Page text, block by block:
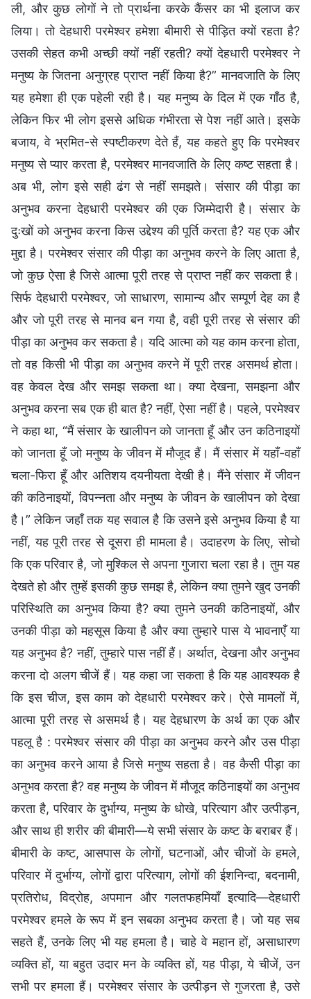
ली, और कुछ लोगों ने तो प्रार्थना करके कैंसर का भी इलाज कर
लिया। तो देहधारी परमेश्वर हमेशा बीमारी से पीड़ित क्यों रहता है?
उसकी सेहत कभी अच्छी क्यों नहीं रहती? क्यों देहधारी परमेश्वर ने
मनुष्य के जितना अनुग्रह प्राप्त नहीं किया है?” मानवजाति के लिए
यह हमेशा ही एक पहेली रही है। यह मनुष्य के दिल में एक गाँठ है,
लेकिन फिर भी लोग इससे अधिक गंभीरता से पेश नहीं आते। इसके
बजाय, वे भ्रमित-से स्पष्टीकरण देते हैं, यह कहते हुए कि परमेश्वर
मनुष्य से प्यार करता है, परमेश्वर मानवजाति के लिए कष्ट सहता है।
अब भी, लोग इसे सही ढंग से नहीं समझते। संसार की पीड़ा का
अनुभव करना देहधारी परमेश्वर की एक जिम्मेदारी है। संसार के
दुःखों को अनुभव करना किस उद्देश्य की पूर्ति करता है? यह एक और
मुद्दा है। परमेश्वर संसार की पीड़ा का अनुभव करने के लिए आता है,
जो कुछ ऐसा है जिसे आत्मा पूरी तरह से प्राप्त नहीं कर सकता है।
सिर्फ देहधारी परमेश्वर, जो साधारण, सामान्य और सम्पूर्ण देह का है
और जो पूरी तरह से मानव बन गया है, वही पूरी तरह से संसार की
पीड़ा का अनुभव कर सकता है। यदि आत्मा को यह काम करना होता,
तो वह किसी भी पीड़ा का अनुभव करने में पूरी तरह असमर्थ होता।
वह केवल देख और समझ सकता था। क्या देखना, समझना और
अनुभव करना सब एक ही बात है? नहीं, ऐसा नहीं है। पहले, परमेश्वर
ने कहा था, “मैं संसार के खालीपन को जानता हूँ और उन कठिनाइयों
को जानता हूँ जो मनुष्य के जीवन में मौजूद हैं। मैं संसार में यहाँ-वहाँ
चला-फिरा हूँ और अतिशय दयनीयता देखी है। मैंने संसार में जीवन
की कठिनाइयों, विपन्नता और मनुष्य के जीवन के खालीपन को देखा
है।” लेकिन जहाँ तक यह सवाल है कि उसने इसे अनुभव किया है या
नहीं, यह पूरी तरह से दूसरा ही मामला है। उदाहरण के लिए, सोचो
कि एक परिवार है, जो मुश्किल से अपना गुजारा चला रहा है। तुम यह
देखते हो और तुम्हें इसकी कुछ समझ है, लेकिन क्या तुमने खुद उनकी
परिस्थिति का अनुभव किया है? क्या तुमने उनकी कठिनाइयों, और
उनकी पीड़ा को महसूस किया है और क्या तुम्हारे पास ये भावनाएँ या
यह अनुभव है? नहीं, तुम्हारे पास नहीं हैं। अर्थात, देखना और अनुभव
करना दो अलग चीजें हैं। यह कहा जा सकता है कि यह आवश्यक है
कि इस चीज, इस काम को देहधारी परमेश्वर करे। ऐसे मामलों में,
आत्मा पूरी तरह से असमर्थ है। यह देहधारण के अर्थ का एक और
पहलू है : परमेश्वर संसार की पीड़ा का अनुभव करने और उस पीड़ा
का अनुभव करने आया है जिसे मनुष्य सहता है। वह कैसी पीड़ा का
अनुभव करता है? वह मनुष्य के जीवन में मौजूद कठिनाइयों का अनुभव
करता है, परिवार के दुर्भाग्य, मनुष्य के धोखे, परित्याग और उत्पीड़न,
और साथ ही शरीर की बीमारी—ये सभी संसार के कष्ट के बराबर हैं।
बीमारी के कष्ट, आसपास के लोगों, घटनाओं, और चीजों के हमले,
परिवार में दुर्भाग्य, लोगों द्वारा परित्याग, लोगों की ईशनिन्दा, बदनामी,
प्रतिरोध, विद्रोह, अपमान और गलतफहमियाँ इत्यादि—देहधारी
परमेश्वर हमले के रूप में इन सबका अनुभव करता है। जो यह सब
सहते हैं, उनके लिए भी यह हमला है। चाहे वे महान हों, असाधारण
व्यक्ति हों, या बहुत उदार मन के व्यक्ति हों, यह पीड़ा, ये चीजें, उन
सभी पर हमला हैं। परमेश्वर संसार के उत्पीड़न से गुजरता है, उसे